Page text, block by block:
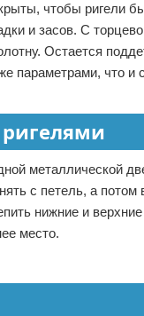
чтобы ригели
и засов. С
Остается
параметрами, что и
металлической
с петель, а
нижние и
место.